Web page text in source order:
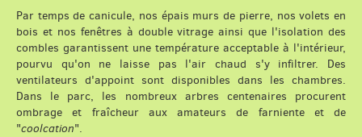
Par temps de canicule, nos épais murs de pierre, nos volets en
bois et nos fenêtres à double vitrage ainsi que l'isolation des
combles garantissent une température acceptable à l'intérieur,
pourvu qu'on ne laisse pas l'air chaud s'y infiltrer. Des
ventilateurs d'appoint sont disponibles dans les chambres.
Dans le parc, les nombreux arbres centenaires procurent
ombrage et fraîcheur aux amateurs de farniente et de
"coolcation".